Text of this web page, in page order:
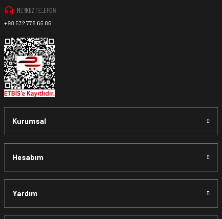
MERKEZ TELEFON
+90 532 778 66 86
Kurumsal
Hesabım
Yardım